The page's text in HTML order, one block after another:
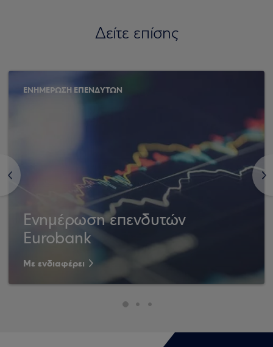
Δείτε επίσης
<
ΕΝΗΜΕΡΩΣΗ ΕΠΕΝΔΥΤΩΝ
Ενημέρωση επενδυτών
Eurobank
Με ενδιαφέρει
>